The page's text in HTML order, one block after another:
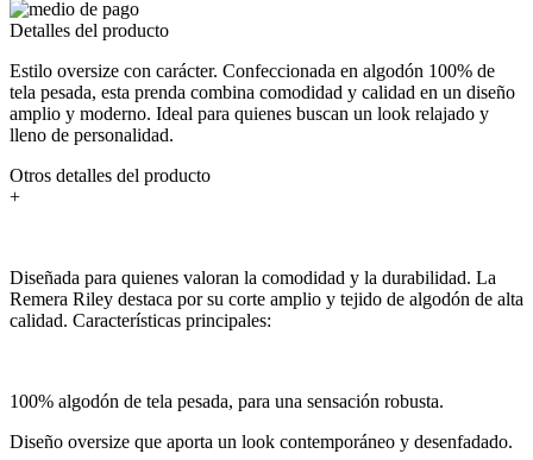
Detalles del producto
Estilo oversize con carácter. Confeccionada en algodón 100% de
tela pesada, esta prenda combina comodidad y calidad en un diseño
amplio y moderno. Ideal para quienes buscan un look relajado y
lleno de personalidad.
Otros detalles del producto
+
Diseñada para quienes valoran la comodidad y la durabilidad. La
Remera Riley destaca por su corte amplio y tejido de algodón de alta
calidad. Características principales:
100% algodón de tela pesada, para una sensación robusta.
Diseño oversize que aporta un look contemporáneo y desenfadado.